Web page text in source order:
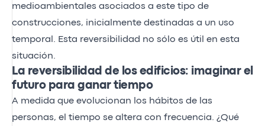
medioambientales asociados a este tipo de
construcciones, inicialmente destinadas a un uso
temporal. Esta reversibilidad no sólo es útil en esta
situación.
La reversibilidad de los edificios: imaginar el
futuro para ganar tiempo
A medida que evolucionan los hábitos de las
personas, el tiempo se altera con frecuencia. ¿Qué